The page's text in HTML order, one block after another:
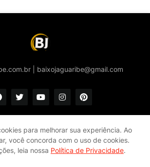
| baixojaguaribe@gmail.com
Política de privacidade e Cookies
Fale conosco
para melhorar sua experiência. Ao
você concorda com o uso de cookies.
leia nossa Política de Privacidade.